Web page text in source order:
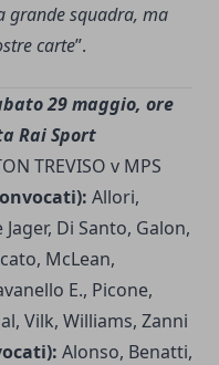
grande squadra, ma
carte”.
29 maggio, ore
Rai Sport
TREVISO v MPS
Allori,
Di Santo, Galon,
McLean,
E., Picone,
Vilk, Williams, Zanni
Alonso, Benatti,